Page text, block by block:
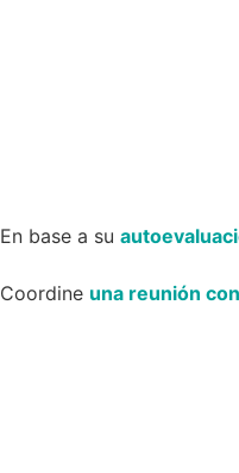
En base a su
Coordine una reunión